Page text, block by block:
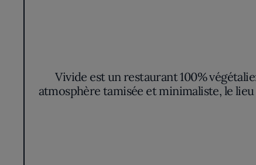
Vivide est un restaurant 100%
atmosphère tamisée et minimaliste, le